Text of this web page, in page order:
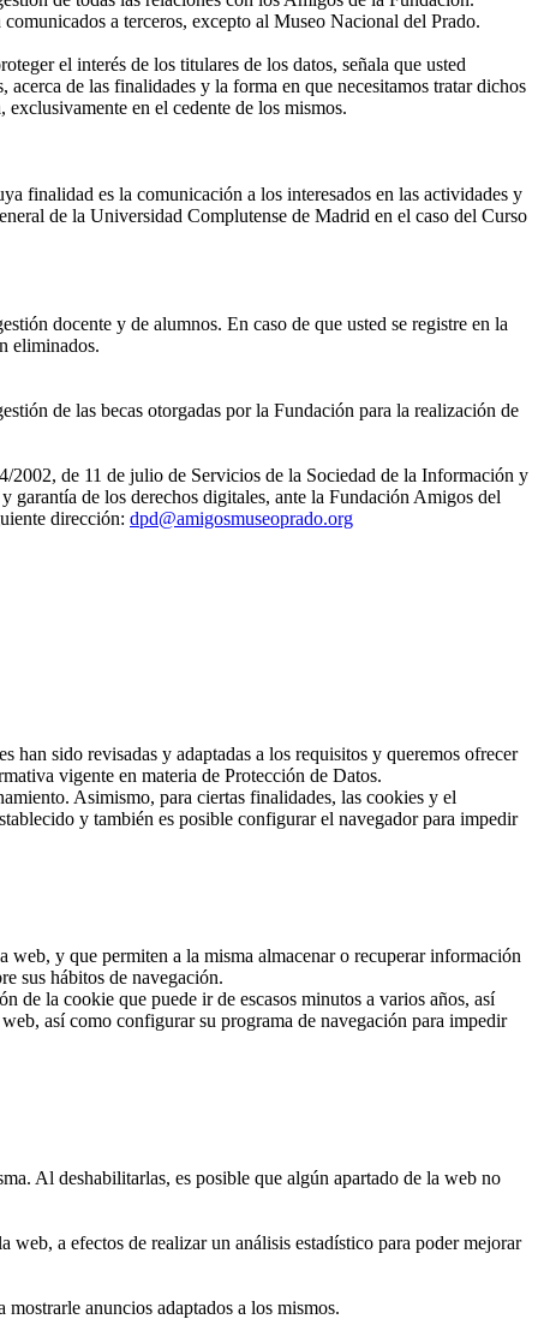
a terceros, excepto al Museo Nacional del Prado.
el interés de los titulares de los datos, señala que usted
de las finalidades y la forma en que necesitamos tratar dichos
en el cedente de los mismos.
finalidad es la comunicación a los interesados en las actividades y
de la Universidad Complutense de Madrid en el caso del Curso
docente y de alumnos. En caso de que usted se registre en la
eliminados.
de las becas otorgadas por la Fundación para la realización de
2002, de 11 de julio de Servicios de la Sociedad de la Información y
de los derechos digitales, ante la Fundación Amigos del
dirección: dpd@amigosmuseoprado.org
sido revisadas y adaptadas a los requisitos y queremos ofrecer
vigente en materia de Protección de Datos.
Asimismo, para ciertas finalidades, las cookies y el
y también es posible configurar el navegador para impedir
web, y que permiten a la misma almacenar o recuperar información
sus hábitos de navegación.
de la cookie que puede ir de escasos minutos a varios años, así
así como configurar su programa de navegación para impedir
Al deshabilitarlas, es posible que algún apartado de la web no
a efectos de realizar un análisis estadístico para poder mejorar
anuncios adaptados a los mismos.